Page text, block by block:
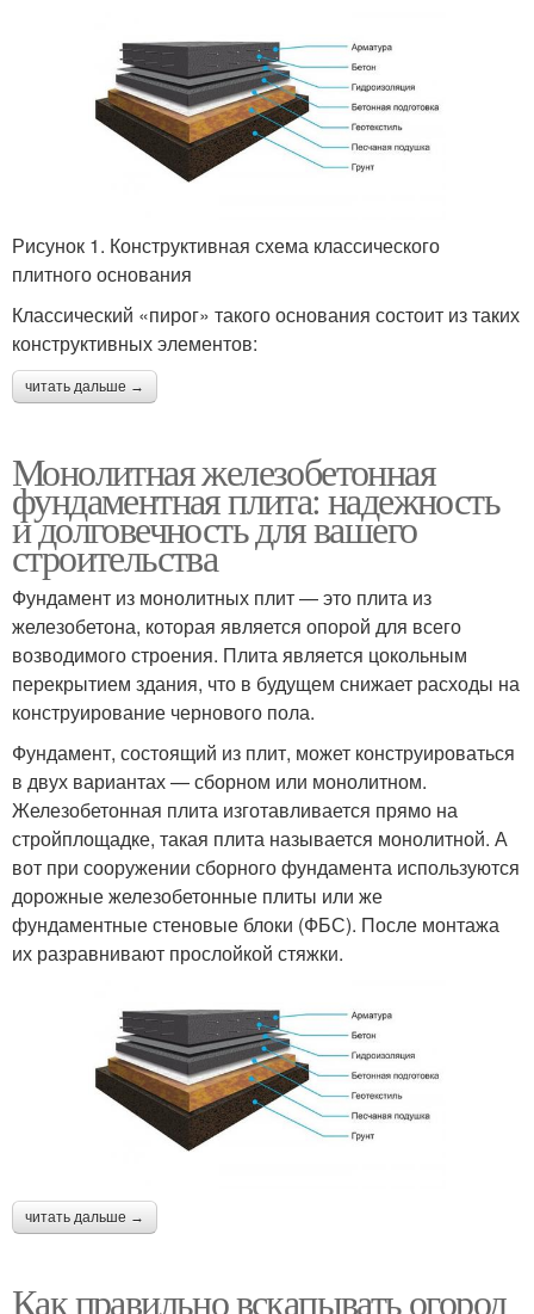
Рисунок 1. Конструктивная схема классического
плитного основания
Классический «пирог» такого основания состоит из таких
конструктивных элементов:
читать дальше →
Монолитная железобетонная
фундаментная плита: надежность
и долговечность для вашего
строительства
Фундамент из монолитных плит — это плита из
железобетона, которая является опорой для всего
возводимого строения. Плита является цокольным
перекрытием здания, что в будущем снижает расходы на
конструирование чернового пола.
Фундамент, состоящий из плит, может конструироваться
в двух вариантах — сборном или монолитном.
Железобетонная плита изготавливается прямо на
стройплощадке, такая плита называется монолитной. А
вот при сооружении сборного фундамента используются
дорожные железобетонные плиты или же
фундаментные стеновые блоки (ФБС). После монтажа
их разравнивают прослойкой стяжки.
читать дальше →
Как правильно вскапывать огород